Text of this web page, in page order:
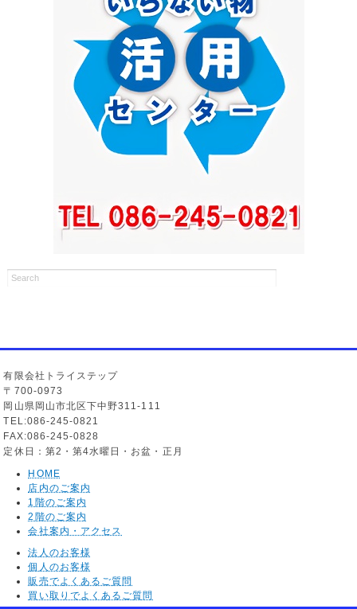
有限会社トライステップ
〒700-0973
岡山県岡山市北区下中野311-111
TEL:086-245-0821
FAX:086-245-0828
定休日：第2・第4水曜日・お盆・正月
HOME
店内のご案内
1階のご案内
2階のご案内
会社案内・アクセス
法人のお客様
個人のお客様
販売でよくあるご質問
買い取りでよくあるご質問